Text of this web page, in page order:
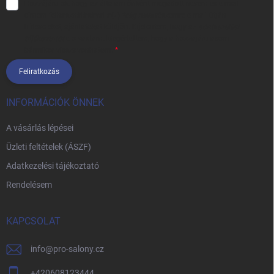
Feliratkozás
INFORMÁCIÓK ÖNNEK
A vásárlás lépései
Üzleti feltételek (ÁSZF)
Adatkezelési tájékoztató
Rendelésem
KAPCSOLAT
info@pro-salony.cz